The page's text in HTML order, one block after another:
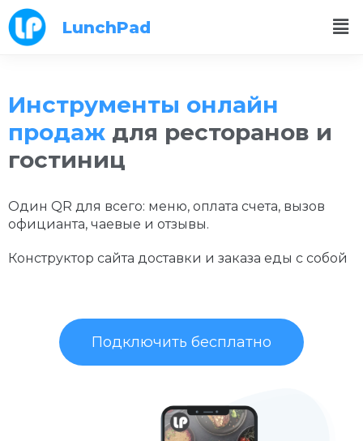
LunchPad
Инструменты онлайн
продаж для ресторанов и
гостиниц
Один QR для всего: меню, оплата счета, вызов
официанта, чаевые и отзывы.
Конструктор сайта доставки и заказа еды с собой
Подключить бесплатно